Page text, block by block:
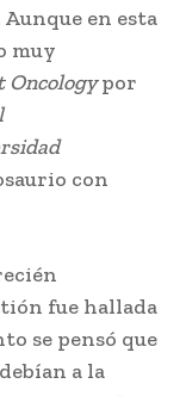
en esta
muy
Oncologypor
con
fue hallada
se pensó que
a la